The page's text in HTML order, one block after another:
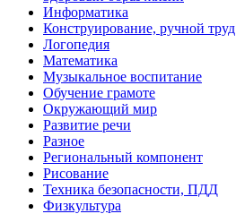
Информатика
Конструирование, ручной труд
Логопедия
Математика
Музыкальное воспитание
Обучение грамоте
Окружающий мир
Развитие речи
Разное
Региональный компонент
Рисование
Техника безопасности, ПДД
Физкультура